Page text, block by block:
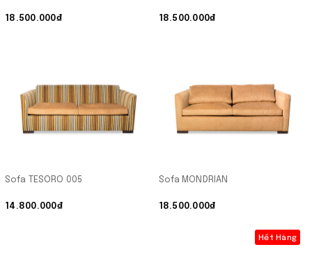
18.500.000₫ 18.500.000₫
Sofa TESORO 005
14.800.000₫
Sofa MONDRIAN
18.500.000₫
Hết Hàng